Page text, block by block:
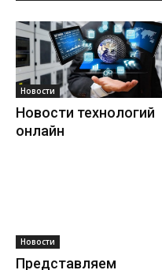
Новости
Новости технологий
онлайн
Новости
Представляем